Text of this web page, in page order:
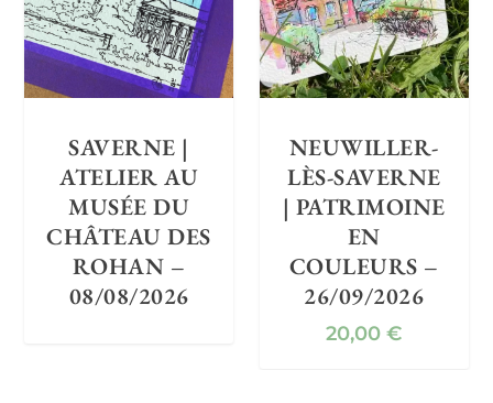
SAVERNE |
ATELIER AU
MUSÉE DU
CHÂTEAU DES
ROHAN –
08/08/2026
NEUWILLER-
LÈS-SAVERNE
| PATRIMOINE
EN
COULEURS –
26/09/2026
20,00€